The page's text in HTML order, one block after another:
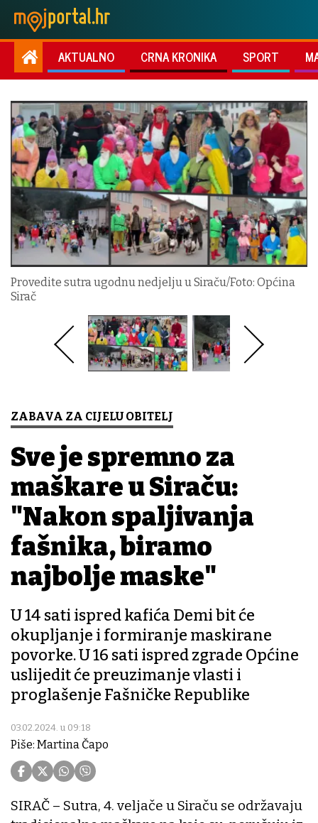
AKTUALNO CRNA KRONIKA SPORT
Provedite sutra ugodnu nedjelju u Siraču/Foto: Općina
Sirač
ZABAVA ZA CIJELU OBITELJ
Sve je spremno za
maškare u Siraču:
"Nakon spaljivanja
fašnika, biramo
najbolje maske"
U 14 sati ispred kafića Demi bit će
okupljanje i formiranje maskirane
povorke. U 16 sati ispred zgrade Općine
uslijedit će preuzimanje vlasti i
proglašenje Fašničke Republike
03.02.2024. u 09:18
Piše: Martina Čapo
SIRAČ – Sutra, 4. veljače u Siraču se održavaju